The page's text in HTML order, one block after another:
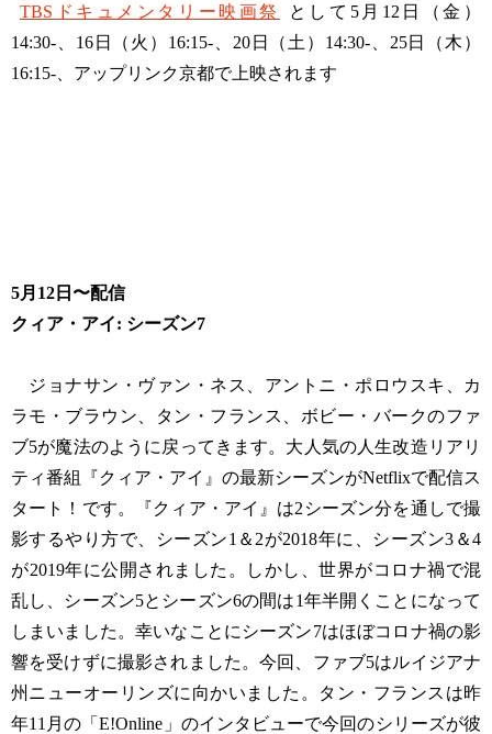
TBSドキュメンタリー映画祭
として5月12日（金）
14:30-、16日（火）16:15-、20日（土）14:30-、25日（木）
16:15-、アップリンク京都で上映されます
5月12日〜配信
クィア・アイ: シーズン7
ジョナサン・ヴァン・ネス、アントニ・ポロウスキ、カ
ラモ・ブラウン、タン・フランス、ボビー・バークのファ
ブ5が魔法のように戻ってきます。大人気の人生改造リアリ
ティ番組『クィア・アイ』の最新シーズンがNetflixで配信ス
タート！です。『クィア・アイ』は2シーズン分を通しで撮
影するやり方で、シーズン1＆2が2018年に、シーズン3＆4
が2019年に公開されました。しかし、世界がコロナ禍で混
乱し、シーズン5とシーズン6の間は1年半開くことになって
しまいました。幸いなことにシーズン7はほぼコロナ禍の影
響を受けずに撮影されました。今回、ファブ5はルイジアナ
州ニューオーリンズに向かいました。タン・フランスは昨
年11月の「E!Online」のインタビューで今回のシリーズが彼